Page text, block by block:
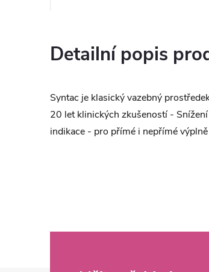
Detailní popis
Syntac je klasický vazebný
20 let klinických zkušeností -
indikace - pro přímé i nepřímé